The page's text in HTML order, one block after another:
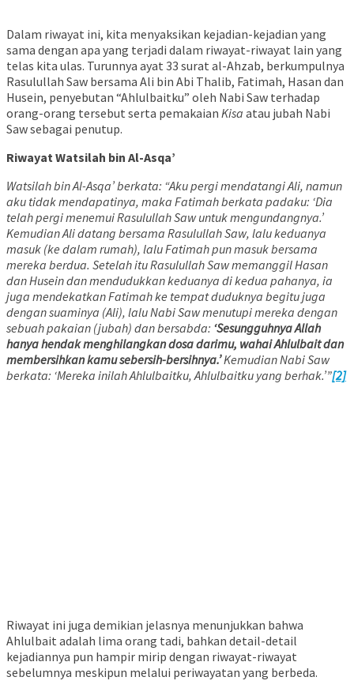
Dalam riwayat ini, kita menyaksikan kejadian-kejadian yang
sama dengan apa yang terjadi dalam riwayat-riwayat lain yang
telas kita ulas. Turunnya ayat 33 surat al-Ahzab, berkumpulnya
Rasulullah Saw bersama Ali bin Abi Thalib, Fatimah, Hasan dan
Husein, penyebutan “Ahlulbaitku” oleh Nabi Saw terhadap
orang-orang tersebut serta pemakaian Kisa atau jubah Nabi
Saw sebagai penutup.
Riwayat Watsilah bin Al-Asqa’
Watsilah bin Al-Asqa’ berkata: “Aku pergi mendatangi Ali, namun
aku tidak mendapatinya, maka Fatimah berkata padaku: ‘Dia
telah pergi menemui Rasulullah Saw untuk mengundangnya.’
Kemudian Ali datang bersama Rasulullah Saw, lalu keduanya
masuk (ke dalam rumah), lalu Fatimah pun masuk bersama
mereka berdua. Setelah itu Rasulullah Saw memanggil Hasan
dan Husein dan mendudukkan keduanya di kedua pahanya, ia
juga mendekatkan Fatimah ke tempat duduknya begitu juga
dengan suaminya (Ali), lalu Nabi Saw menutupi mereka dengan
sebuah pakaian (jubah) dan bersabda: ‘Sesungguhnya Allah
hanya hendak menghilangkan dosa darimu, wahai Ahlulbait dan
membersihkan kamu sebersih-bersihnya.’Kemudian Nabi Saw
berkata: ‘Mereka inilah Ahlulbaitku, Ahlulbaitku yang berhak.’”[2]
Riwayat ini juga demikian jelasnya menunjukkan bahwa
Ahlulbait adalah lima orang tadi, bahkan detail-detail
kejadiannya pun hampir mirip dengan riwayat-riwayat
sebelumnya meskipun melalui periwayatan yang berbeda.